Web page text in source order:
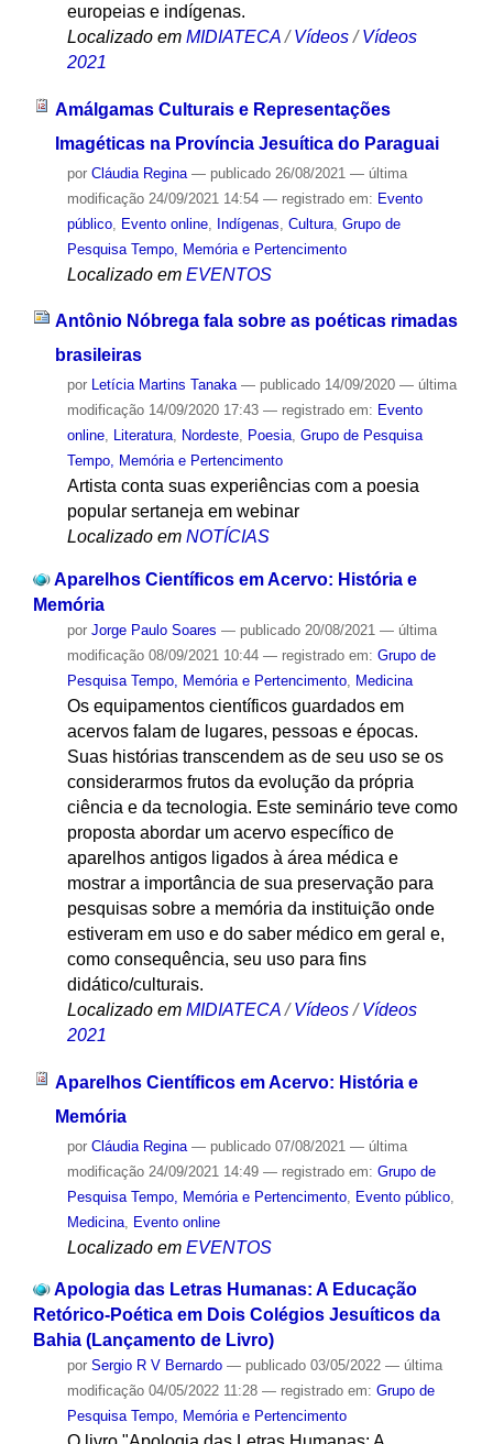
europeias e indígenas.
Localizado em MIDIATECA /Vídeos /Vídeos
2021
Amálgamas Culturais e Representações
Imagéticas na Província Jesuítica do Paraguai
por Cláudia Regina — publicado26/08/2021 — última
modificação24/09/2021 14:54 — registrado em: Evento
público, Evento online, Indígenas Cultura, Grupo de
Pesquisa Tempo, Memória e Pertencimento
Localizado em EVENTOS
Antônio Nóbrega fala sobre as poéticas rimadas
brasileiras
por Letícia Martins Tanaka — publicado14/09/2020 — última
modificação14/09/2020 17:43 — registrado em: Evento
online, Literatura, Nordeste, Poesia, Grupo de Pesquisa
Tempo, Memória e Pertencimento
Artista conta suas experiências com a poesia
popular sertaneja em webinar
Localizado em NOTÍCIAS
Aparelhos Científicos em Acervo: História e
Memória
por Jorge Paulo Soares — publicado20/08/2021 — última
modificação08/09/2021 10:44 — registrado em: Grupo de
Pesquisa Tempo, Memória e Pertencimento, Medicina
Os equipamentos científicos guardados em
acervos falam de lugares, pessoas e épocas.
Suas histórias transcendem as de seu uso se os
considerarmos frutos da evolução da própria
ciência e da tecnologia. Este seminário teve como
proposta abordar um acervo específico de
aparelhos antigos ligados à área médica e
mostrar a importância de sua preservação para
pesquisas sobre a memória da instituição onde
estiveram em uso e do saber médico em geral e,
como consequência, seu uso para fins
didático/culturais.
Localizado em MIDIATECA /Vídeos /Vídeos
2021
Aparelhos Científicos em Acervo: História e
Memória
por Cláudia Regina — publicado07/08/2021 — última
modificação24/09/2021 14:49 — registrado em: Grupo de
Pesquisa Tempo, Memória e Pertencimento, Evento público,
Medicina, Evento online
Localizado em EVENTOS
Apologia das Letras Humanas: A Educação
Retórico-Poética em Dois Colégios Jesuíticos da
Bahia (Lançamento de Livro)
por Sergio R V Bernardo — publicado03/05/2022 — última
modificação04/05/2022 11:28 — registrado em: Grupo de
Pesquisa Tempo, Memória e Pertencimento